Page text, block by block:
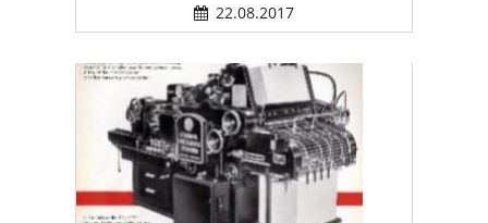
22.08.2017